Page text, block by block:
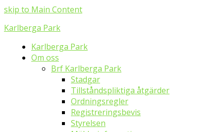
skip to Main Content
Karlberga Park
Karlberga Park
Om oss
Brf Karlberga Park
Stadgar
Tillståndspliktiga åtgärder
Ordningsregler
Registreringsbevis
Styrelsen